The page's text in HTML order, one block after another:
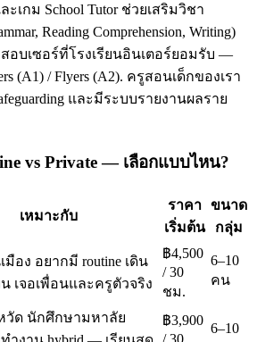
เกม School Tutor ช่วยเสริมวิชา
Reading Comprehension, Writing)
สอบเซอร์ที่โรงเรียนอินเตอร์ยอมรับ —
(A1) / Flyers (A2). ครูสอนเด็กของเรา
และมีระบบรายงานผลราย
vs Private — เลือกแบบไหน?
เหมาะกับ
ราคา
เริ่มต้น
ขนาด
กลุ่ม
อง อยากมี routine เดิน
เจอเพื่อนและครูตัวจริง
฿4,500
/ 30
ชม.
6–10
คน
วัด นักศึกษามหาลัย
฿3,900
6–10